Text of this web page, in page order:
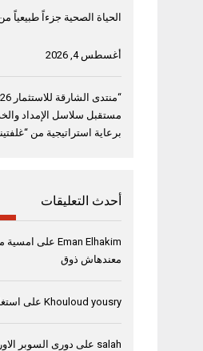
الحياة الصحية جزءاً طبيعياً
أغسطس 4, 2026
مستقبل سلاسل الإمداد
برعاية استراتيجية من
أحدث التعليقات
Eman Elhakim على امسية
معندهاش ذوق
Khouloud yousry على
salah على دورى السوبر